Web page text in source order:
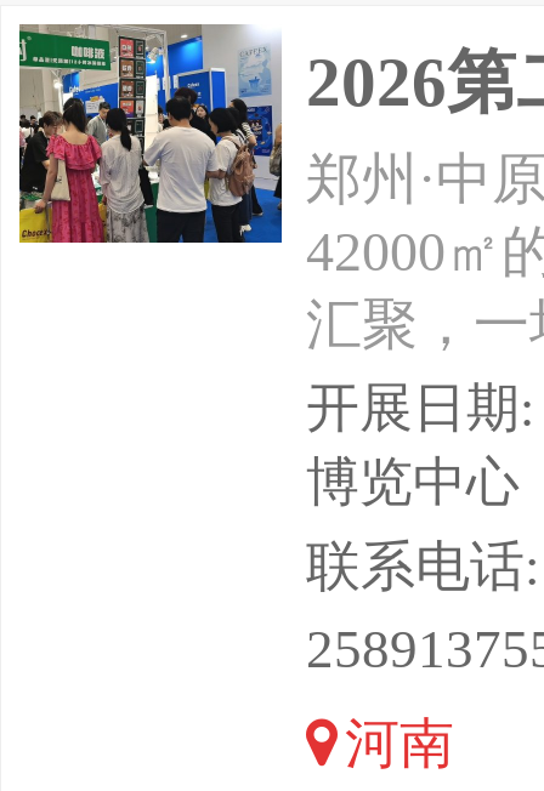
特种印
材、
2026
郑州·中
42000㎡
汇聚，
月再次揭
（郑州）
会展中
中原·贸
计将吸
江以北
开展日期
博览中心
联系电话
河南